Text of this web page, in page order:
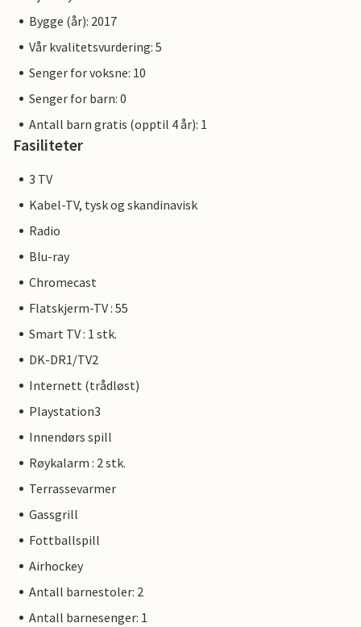
Bygge (år): 2017
Vår kvalitetsvurdering: 5
Senger for voksne: 10
Senger for barn: 0
Antall barn gratis (opptil 4 år): 1
Fasiliteter
3 TV
Kabel-TV, tysk og skandinavisk
Radio
Blu-ray
Chromecast
Flatskjerm-TV : 55
Smart TV : 1 stk.
DK-DR1/TV2
Internett (trådløst)
Playstation3
Innendørs spill
Røykalarm : 2 stk.
Terrassevarmer
Gassgrill
Fottballspill
Airhockey
Antall barnestoler: 2
Antall barnesenger: 1